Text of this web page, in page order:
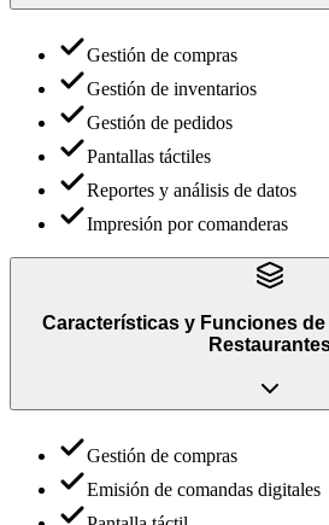
Gestión de compras
Gestión de inventarios
Gestión de pedidos
Pantallas táctiles
Reportes y análisis de datos
Impresión por comanderas
Características y Funciones de
Gestión de compras
Emisión de comandas digitales